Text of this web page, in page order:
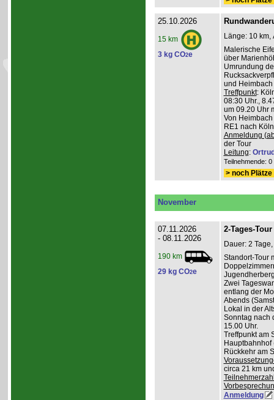
25.10.2026
15 km
3 kg CO2e
Länge: 10 km,
Malerische
über
Umrundung
und
Treffpunkt:
08:30 Uhr.,
um 09.20 Uhr
Von
RE1 nach
Anmeldung
der Tour
Leitung:
Teilnehmende:
> noch
November
07.11.2026
- 08.11.2026
190 km
29 kg CO2e
2-Tages-
Dauer: 2
Standort-Tour
Zwei
entlang der
Abends
Lokal in der
Sonntag nach
15.00 Uhr.
Treffpunkt am
Hauptbahnhof
Rückkehr am
circa 21 km
Anmeldung